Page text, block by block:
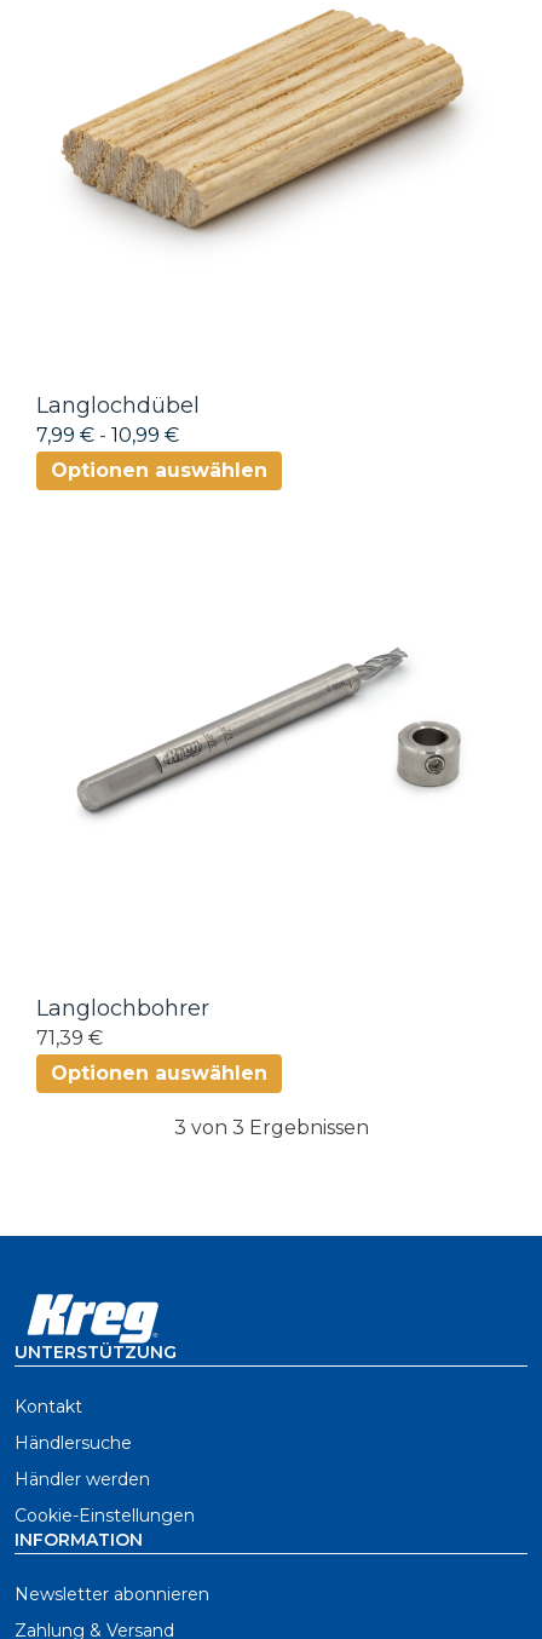
Langlochdübel
7,99 € - 10,99 €
Optionen auswählen
Langlochbohrer
71,39 €
Optionen auswählen
3 von 3 Ergebnissen
UNTERSTÜTZUNG
Kontakt
Händlersuche
Händler werden
Cookie-Einstellungen
INFORMATION
Newsletter abonnieren
Zahlung & Versand